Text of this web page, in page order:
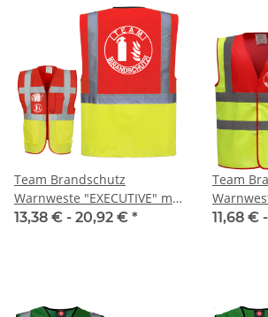
Team Brandschutz
Warnweste "EXECUTIVE" mit
Taschen"
13,38 € - 20,92 € *
Team
11,68 € -